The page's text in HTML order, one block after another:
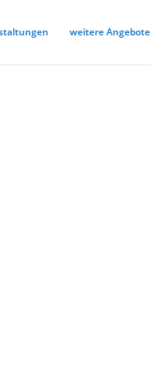
weitere Angebote